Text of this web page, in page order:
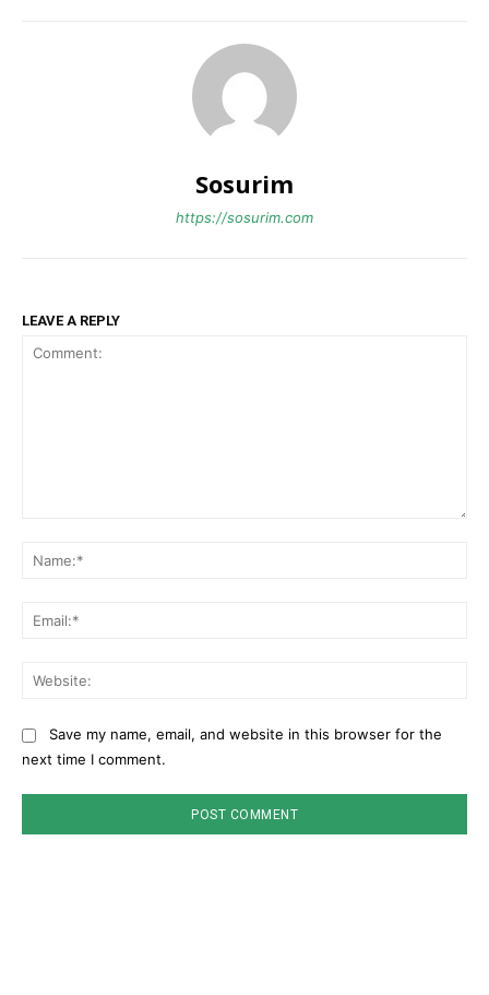
Sosurim
https://sosurim.com
LEAVE A REPLY
Save my name, email, and website in this browser for the
next time I comment.